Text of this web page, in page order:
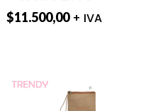
$11.500,00 + IVA